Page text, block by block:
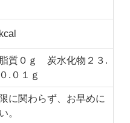
質０ｇ 炭水化物２３.
.０１ｇ
に関わらず、お早めに
。